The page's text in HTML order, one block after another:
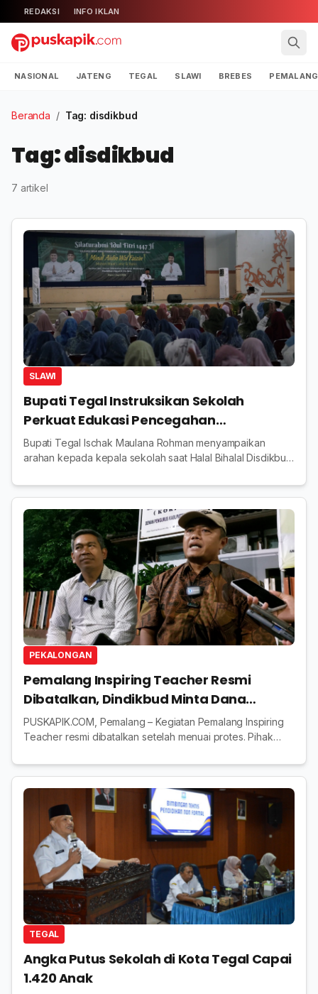
REDAKSI INFO IKLAN
NASIONAL JATENG TEGAL SLAWI BREBES PEMALANG
Beranda / Tag: disdikbud
Tag: disdikbud
7 artikel
SLAWI
Bupati Tegal Instruksikan Sekolah
Perkuat Edukasi Pencegahan
Penyalahgunaan Obat
Bupati Tegal Ischak Maulana Rohman menyampaikan
arahan kepada kepala sekolah saat Halal Bihalal Disdikbud
PEKALONGAN
Pemalang Inspiring Teacher Resmi
Dibatalkan, Dindikbud Minta Dana
Peserta Dikembalikan
PUSKAPIK.COM, Pemalang – Kegiatan Pemalang Inspiring
Teacher resmi dibatalkan setelah menuai protes. Pihak
dari para guru. Keputusan ini disampaik...
TEGAL
Angka Putus Sekolah di Kota Tegal Capai
1.420 Anak